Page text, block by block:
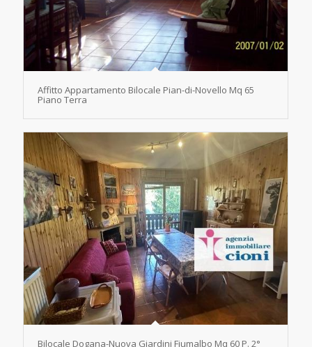
Affitto Appartamento Bilocale Pian-di-Novello Mq 65
Piano Terra
Bilocale Dogana-Nuova Giardini Fiumalbo Mq 60 P. 2°